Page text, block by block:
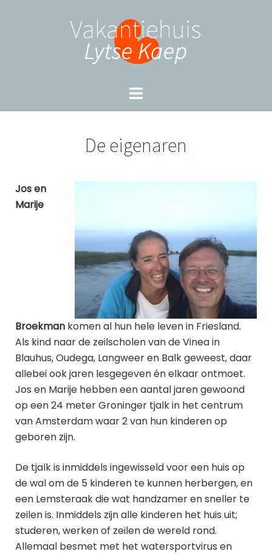
Toggle
De eigenaren
Jos en
Marije
Broekman komen al hun hele leven in Friesland.
Als kind naar de zeilscholen van de Vinea in
Blauhus, Oudega, Langweer en Balk geweest, daar
allebei ook jaren lesgegeven én elkaar ontmoet.
Jos en Marije hebben een aantal jaren gewoond
op een 24 meter Groninger tjalk in het centrum
van Amsterdam waar 2 van hun kinderen op
geboren zijn.
De tjalk is inmiddels ingewisseld voor een huis op
de wal om de 5 kinderen te kunnen herbergen, en
een Lemsteraak die wat handzamer en sneller te
zeilen is. Inmiddels zijn alle kinderen het huis uit;
studeren, werken of zeilen de wereld rond.
Allemaal besmet met het watersportvirus en